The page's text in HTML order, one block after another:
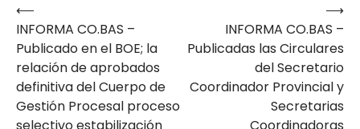
Navegación
de
entradas
⟵
INFORMA CO.BAS –
Publicado en el BOE; la
relación de aprobados
definitiva del Cuerpo de
Gestión Procesal proceso
INFORMA CO.BAS –
Publicadas las Circulares
del Secretario
Coordinador Provincial y
Secretarias
⟶